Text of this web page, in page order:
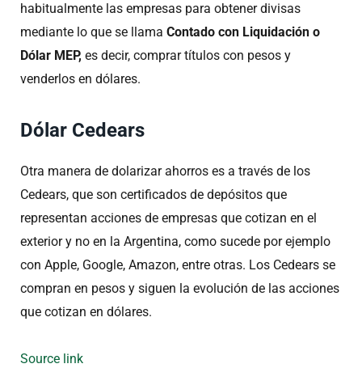
habitualmente las empresas para obtener divisas
mediante lo que se llama Contado con Liquidación o
Dólar MEP, es decir, comprar títulos con pesos y
venderlos en dólares.
Dólar Cedears
Otra manera de dolarizar ahorros es a través de los
Cedears, que son certificados de depósitos que
representan acciones de empresas que cotizan en el
exterior y no en la Argentina, como sucede por ejemplo
con Apple, Google, Amazon, entre otras. Los Cedears se
compran en pesos y siguen la evolución de las acciones
que cotizan en dólares.
Source link